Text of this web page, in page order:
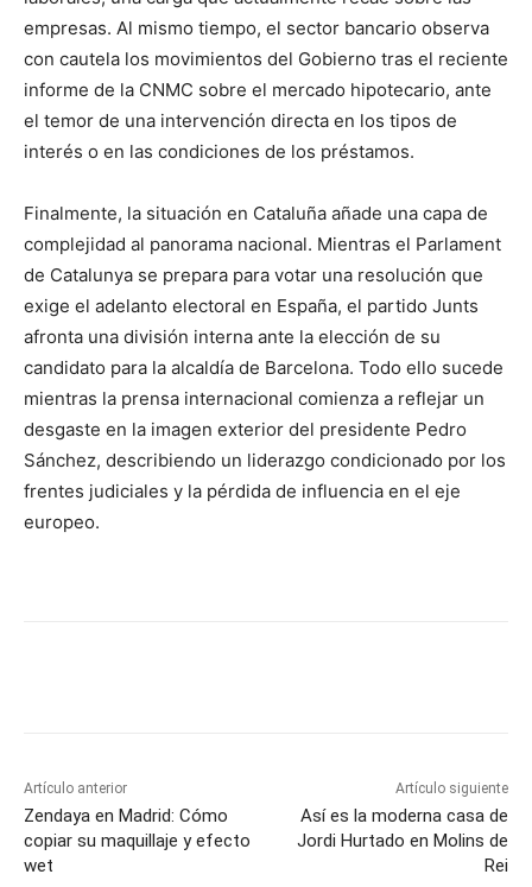
empresas. Al mismo tiempo, el sector bancario observa
con cautela los movimientos del Gobierno tras el reciente
informe de la CNMC sobre el mercado hipotecario, ante
el temor de una intervención directa en los tipos de
interés o en las condiciones de los préstamos.
Finalmente, la situación en Cataluña añade una capa de
complejidad al panorama nacional. Mientras el Parlament
de Catalunya se prepara para votar una resolución que
exige el adelanto electoral en España, el partido Junts
afronta una división interna ante la elección de su
candidato para la alcaldía de Barcelona. Todo ello sucede
mientras la prensa internacional comienza a reflejar un
desgaste en la imagen exterior del presidente Pedro
Sánchez, describiendo un liderazgo condicionado por los
frentes judiciales y la pérdida de influencia en el eje
europeo.
Artículo anterior
Zendaya en Madrid: Cómo
copiar su maquillaje y efecto
wet
Artículo siguiente
Así es la moderna casa de
Jordi Hurtado en Molins de
Rei